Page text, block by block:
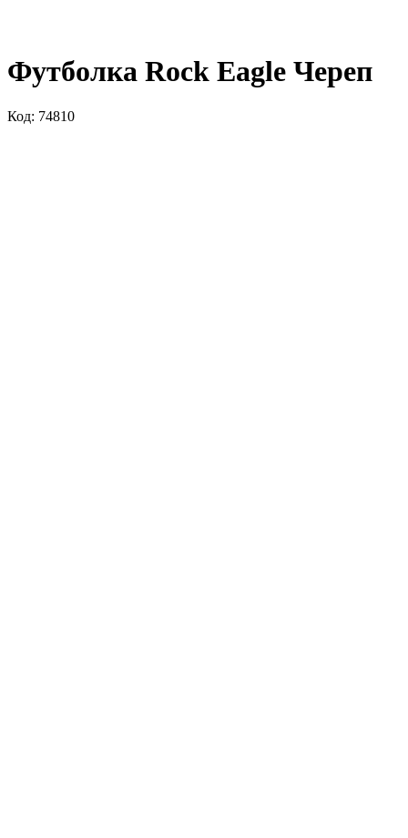
Футболка Rock Eagle Череп
Код: 74810